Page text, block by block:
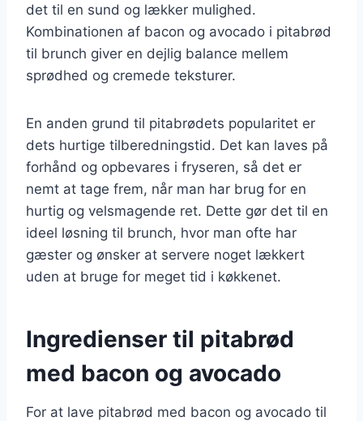
det til en sund og lækker mulighed.
Kombinationen af bacon og avocado i pitabrød
til brunch giver en dejlig balance mellem
sprødhed og cremede teksturer.
En anden grund til pitabrødets popularitet er
dets hurtige tilberedningstid. Det kan laves på
forhånd og opbevares i fryseren, så det er
nemt at tage frem, når man har brug for en
hurtig og velsmagende ret. Dette gør det til en
ideel løsning til brunch, hvor man ofte har
gæster og ønsker at servere noget lækkert
uden at bruge for meget tid i køkkenet.
Ingredienser til pitabrød
med bacon og avocado
For at lave pitabrød med bacon og avocado til